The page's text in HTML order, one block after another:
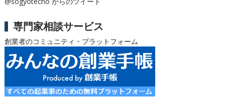
専門家相談サービス
創業者のコミュニティ・プラットフォーム